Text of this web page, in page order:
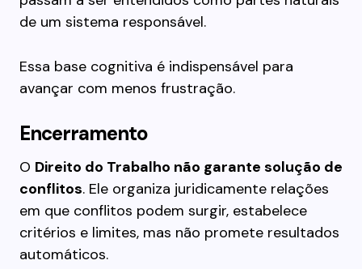
de um sistema responsável.
Essa base cognitiva é indispensável para
avançar com menos frustração.
Encerramento
O Direito do Trabalho não garante solução de
conflitos. Ele organiza juridicamente relações
em que conflitos podem surgir, estabelece
critérios e limites, mas não promete resultados
automáticos.